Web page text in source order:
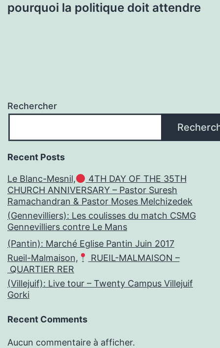
pourquoi la politique doit attendre
Rechercher
Recent Posts
Le Blanc-Mesnil,
4TH DAY OF THE 35TH
CHURCH ANNIVERSARY – Pastor Suresh
Ramachandran & Pastor Moses Melchizedek
(Gennevilliers): Les coulisses du match CSMG
Gennevilliers contre Le Mans
(Pantin): Marché Eglise Pantin Juin 2017
Rueil-Malmaison,
RUEIL-MALMAISON –
QUARTIER RER
(Villejuif): Live tour – Twenty Campus Villejuif
Gorki
Recent Comments
Aucun commentaire à afficher.